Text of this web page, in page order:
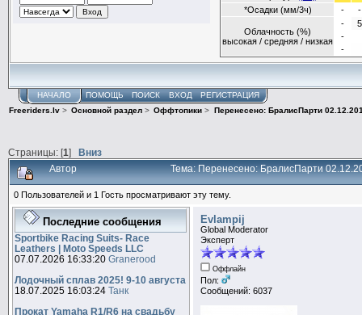
НАЧАЛО ПОМОЩЬ ПОИСК ВХОД
РЕГИСТРАЦИЯ
Freeriders.lv > Основной раздел > Оффтопики > Перенесено: БралисПарти
Страницы: [1] Вниз
Автор Тема: Перенесено: БралисПарти
0 Пользователей и 1 Гость просматривают эту тему.
Последние сообщения
Sportbike Racing Suits- Race
Leathers | Moto Speeds LLC
07.07.2026 16:33:20Granerood
Лодочный сплав 2025! 9-10 августа
18.07.2025 16:03:24Танк
Прокат Yamaha R1/R6 на свадьбу
Evlampij
Global Moderator
Эксперт
Оффлайн
Пол:
Сообщений: 6037